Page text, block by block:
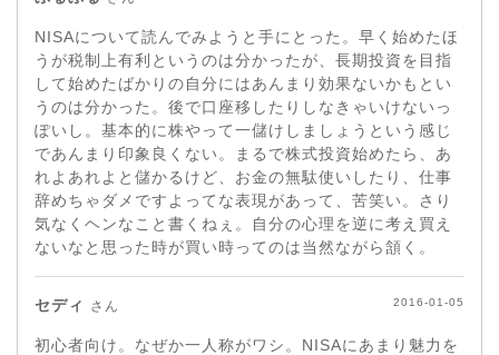
NISAについて読んでみようと手にとった。早く始めたほ
うが税制上有利というのは分かったが、長期投資を目指
して始めたばかりの自分にはあんまり効果ないかもとい
うのは分かった。後で口座移したりしなきゃいけないっ
ぽいし。基本的に株やって一儲けしましょうという感じ
であんまり印象良くない。まるで株式投資始めたら、あ
れよあれよと儲かるけど、お金の無駄使いしたり、仕事
辞めちゃダメですよってな表現があって、苦笑い。さり
気なくヘンなこと書くねぇ。自分の心理を逆に考え買え
ないなと思った時が買い時ってのは当然ながら頷く。
セディ さん 2016-01-05
初心者向け。なぜか一人称がワシ。NISAにあまり魅力を